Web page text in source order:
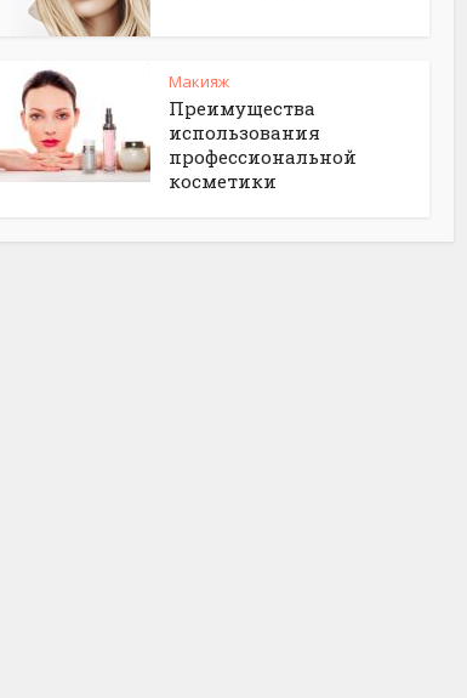
Макияж
Преимущества
использования
профессиональной
косметики